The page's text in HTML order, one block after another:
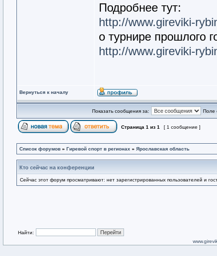
Подробнее тут:
http://www.gireviki-
о турнире прошлого
http://www.gireviki-
Вернуться к началу
Показать сообщения за: Поле
Страница 1 из 1 [ 1 сообщение ]
Список форумов » Гиревой спорт в регионах » Ярославская область
Кто сейчас на конференции
Сейчас этот форум просматривают: нет зарегистрированных пользователей и
Найти: